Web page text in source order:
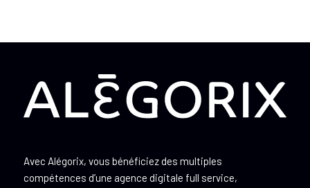
Avec Alégorix, vous bénéficiez des multiples
compétences d’une agence digitale full service,